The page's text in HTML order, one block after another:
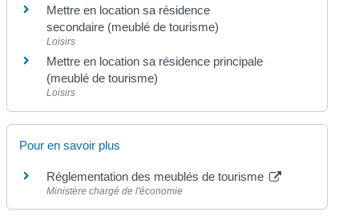
Mettre en location sa résidence
secondaire (meublé de tourisme)
Loisirs
Mettre en location sa résidence principale
(meublé de tourisme)
Loisirs
Pour en savoir plus
Réglementation des meublés de tourisme
Ministère chargé de l'économie